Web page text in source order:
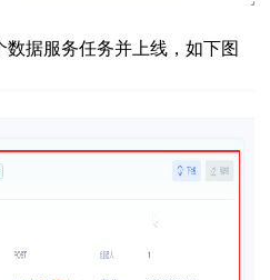
据服务任务并上线，如下图